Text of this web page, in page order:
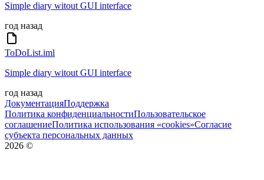
Simple diary witout GUI interface
год назад
ToDoList.iml
Simple diary witout GUI interface
год назад
ДокументацияПоддержка
Политика конфиденциальностиПользовательское
соглашениеПолитика использования «cookies»Согласие
субъекта персональных данных
2026 ©